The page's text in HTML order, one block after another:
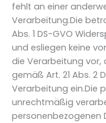
fehlt an einer
Verarbeitung.Die
Abs. 1 DS-GVO
und esliegen keine
die Verarbeitung
gemäß Art. 21 Abs. 2
Verarbeitung ein.Die
unrechtmäßig
personenbezogenen